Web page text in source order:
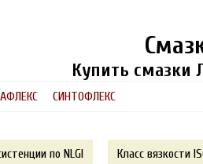
Купить смазки
СИНТОФЛЕКС
по NLGI Класс вязкости